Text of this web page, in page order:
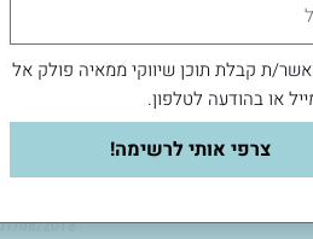
האם כדאי לקחת
08/2018
ת קבלת תוכן שיווקי ממאיה פולק אל
או בהודעה לטלפון.
צרפי אותי לרשימה!